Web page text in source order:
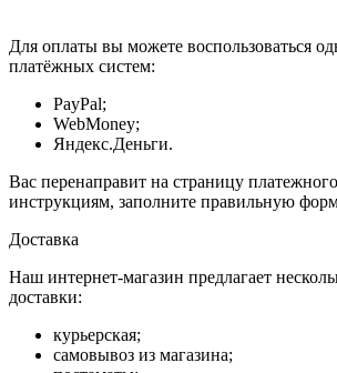
Для оплаты вы можете воспользоваться
платёжных систем:
PayPal;
WebMoney;
Яндекс.Деньги.
Вас перенаправит на страницу
инструкциям, заполните правильную
Доставка
Наш интернет-магазин предлагает
доставки:
курьерская;
самовывоз из магазина;